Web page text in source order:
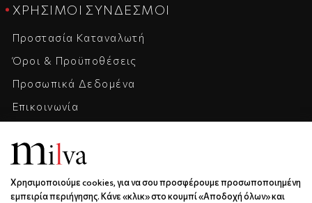
ΧΡΉΣΙΜΟΙ ΣΎΝΔΕΣΜΟΙ
Προστασία Καταναλωτή
Όροι & Προϋποθέσεις
Προσωπικά Δεδομένα
Επικοινωνία
Καριέρα
ΕΠΙΚΟΙΝΩΝΊΑ & ΩΡΆΡΙΟ
Χρησιμοποιούμε cookies, για να σου προσφέρουμε προσωποποιημένη
εμπειρία περιήγησης. Κάνε «κλικ» στο κουμπί «Αποδοχή όλων» και